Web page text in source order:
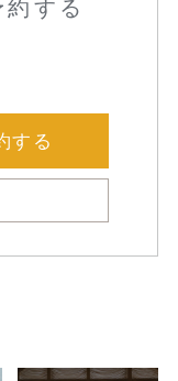
する
する